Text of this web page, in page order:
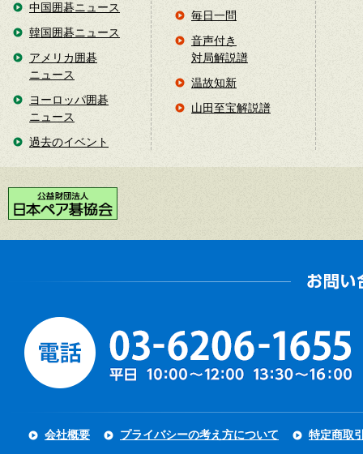
中国囲碁ニュース
韓国囲碁ニュース
アメリカ囲碁
ニュース
ヨーロッパ囲碁
ニュース
過去のイベント
毎日一問
音声付き
対局解説譜
温故知新
山田至宝解説譜
会社概要 プライバシーの考え方について 特定商取